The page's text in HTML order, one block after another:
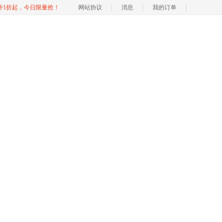
1折起，今日限量抢！ 网站协议 消息 我的订单